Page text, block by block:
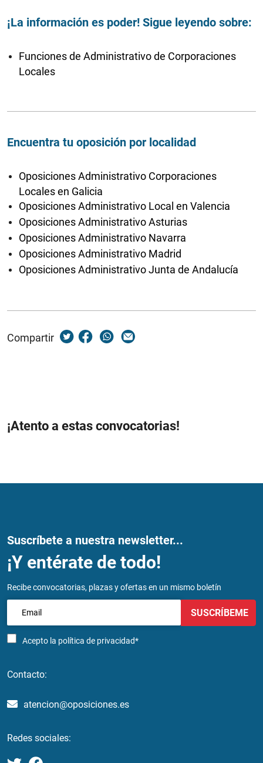
¡La información es poder! Sigue leyendo sobre:
Funciones de Administrativo de Corporaciones
Locales
Encuentra tu oposición por localidad
Oposiciones Administrativo Corporaciones
Locales en Galicia
Oposiciones Administrativo Local en Valencia
Oposiciones Administrativo Asturias
Oposiciones Administrativo Navarra
Oposiciones Administrativo Madrid
Oposiciones Administrativo Junta de Andalucía
Compartir
¡Atento a estas convocatorias!
Suscríbete a nuestra newsletter...
¡Y entérate de todo!
Recibe convocatorias, plazas y ofertas en un mismo boletín
Acepto la política de privacidad*
SUSCRÍBEME
Contacto:
atencion@oposiciones.es
Redes sociales: